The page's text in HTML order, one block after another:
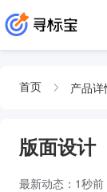
首页 产品详
版面设计
最新动态： 1秒前